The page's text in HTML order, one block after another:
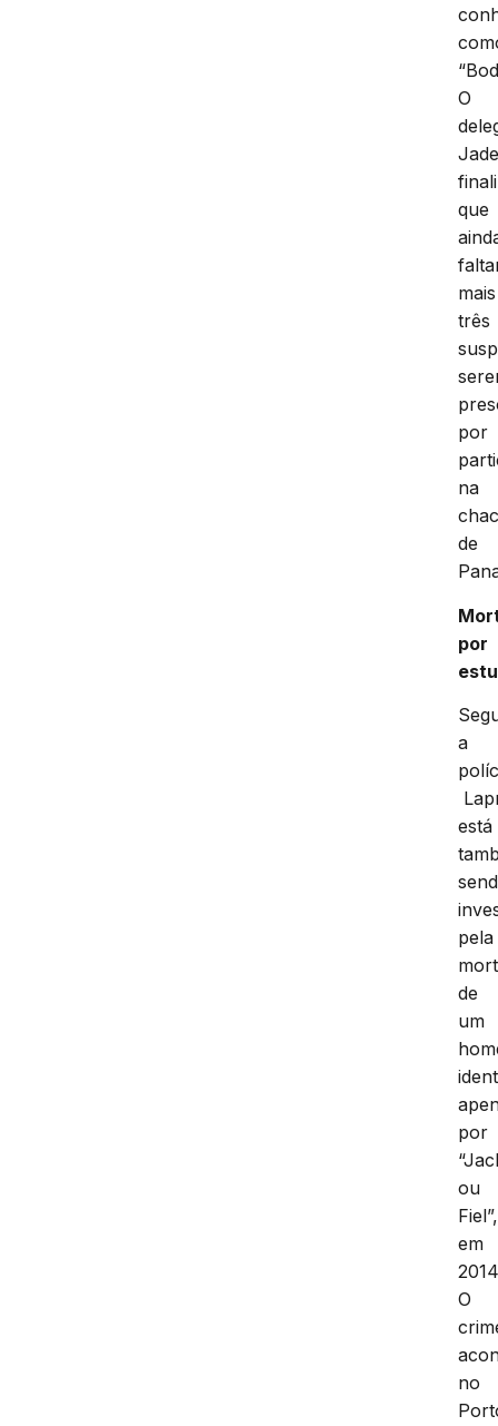
O
que
mais
três
por
na
de
por
a
está
pela
de
um
por
ou
Fiel”,
em
O
no